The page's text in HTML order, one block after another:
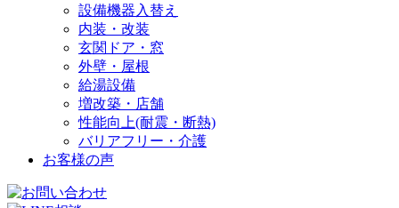
設備機器入替え
内装・改装
玄関ドア・窓
外壁・屋根
給湯設備
増改築・店舗
性能向上(耐震・断熱)
バリアフリー・介護
お客様の声